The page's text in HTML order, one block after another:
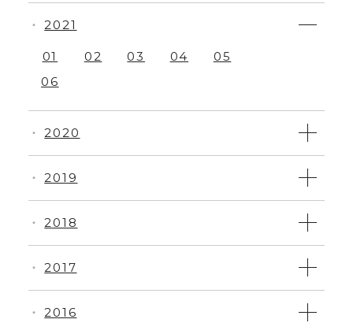
・ 2016
・ 2017
・ 2018
・ 2019
・ 2020
・ 2021
01 02 03 04
05
06